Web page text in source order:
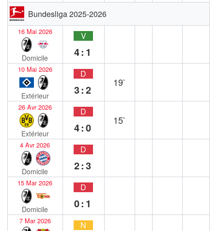
Bundesliga 2025-2026
16 Mai 2026
Domicile
V
4:1
10 Mai 2026
Extérieur
D
3:2
19`
26 Avr 2026
Extérieur
D
4:0
15`
4 Avr 2026
Domicile
D
2:3
15 Mar 2026
Domicile
D
0:1
7 Mar 2026 N